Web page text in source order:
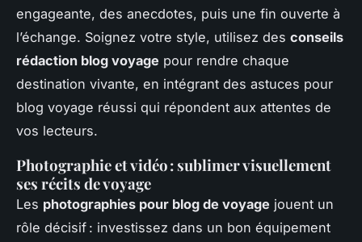
engageante, des anecdotes, puis une fin ouverte à
l’échange. Soignez votre style, utilisez des conseils
rédaction blog voyage pour rendre chaque
destination vivante, en intégrant des astuces pour
blog voyage réussi qui répondent aux attentes de
vos lecteurs.
Photographie et vidéo : sublimer visuellement
ses récits de voyage
Les photographies pour blog de voyage jouent un
rôle décisif : investissez dans un bon équipement